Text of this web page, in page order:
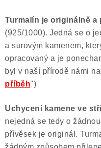
Turmalín je originálně a
(925/1000). Jedná se o
a surovým kamenem,
opracovaný a je
byl v naší přírodě námi
příběh")
Uchycení kamene ve
nejedná se tedy o
přívěsek je originál.